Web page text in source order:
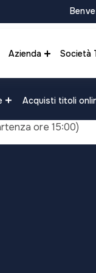
Azienda Società
Acquisti titoli
ore 15:00)